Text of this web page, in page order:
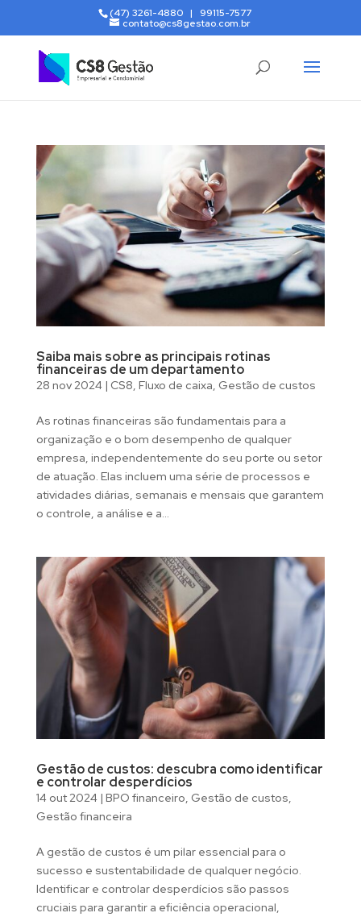
(47) 3261-4880 | 99115-7577
contato@cs8gestao.com.br
Saiba mais sobre as principais rotinas
financeiras de um departamento
28 nov 2024| CS8, Fluxo de caixa, Gestão de custos
As rotinas financeiras são fundamentais para a
organização e o bom desempenho de qualquer
empresa, independentemente do seu porte ou setor
de atuação. Elas incluem uma série de processos e
atividades diárias, semanais e mensais que garantem
o controle, a análise e a...
Gestão de custos: descubra como identificar
e controlar desperdícios
14 out 2024| BPO financeiro, Gestão de custos,
Gestão financeira
A gestão de custos é um pilar essencial para o
sucesso e sustentabilidade de qualquer negócio.
Identificar e controlar desperdícios são passos
cruciais para garantir a eficiência operacional,